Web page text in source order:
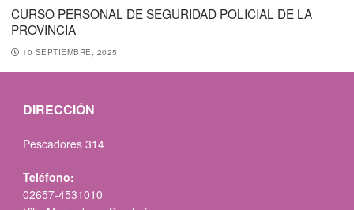
CURSO PERSONAL DE SEGURIDAD POLICIAL DE LA
PROVINCIA
10 SEPTIEMBRE, 2025
DIRECCIÓN
Pescadores 314
Teléfono:
02657-4531010